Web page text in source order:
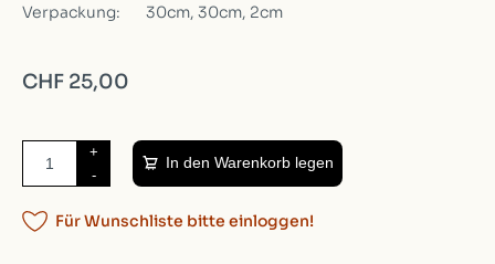
Verpackung:
30cm, 30cm, 2cm
CHF 25,00
+
-
In den Warenkorb legen
Für Wunschliste bitte einloggen!